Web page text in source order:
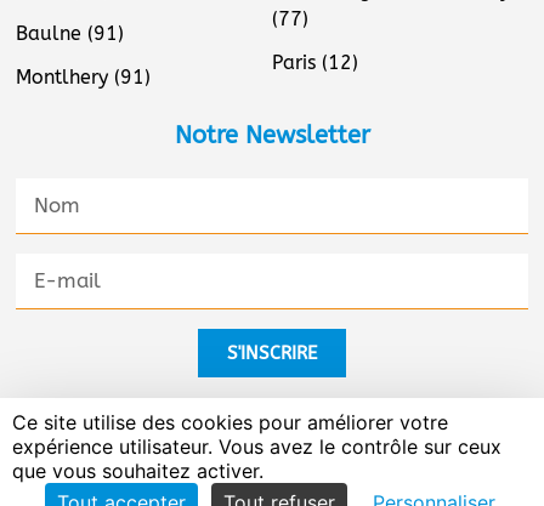
Baulne (91)
Montlhery (91)
(77)
Paris (12)
Notre Newsletter
S'INSCRIRE
Être accompagné(e) par un expert >>
Site réalisé par Cap Visibilité|Mentions légales|
Ce site utilise des cookies pour améliorer votre
expérience utilisateur. Vous avez le contrôle sur ceux
que vous souhaitez activer.